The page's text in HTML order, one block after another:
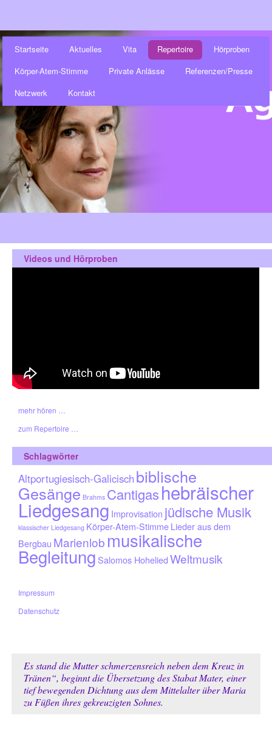
Startseite Aktuelles Vita Repertoire
Hörproben
Körper-Atem-Stimme
Private Anlässe
Referenzen/Presse
Netzwerk
Kontakt
Videos und Hörproben
mehr hören …
zum Repertoire …
Schlagwörter
Altportugiesisch-Galicischbiblische
Gesänge Brahms Cantigashebräischer
Liedgesang Improvisation jüdische Musik
klassischer Liedgesang Körper-Atem-StimmeLieder aus dem
Bergbau Marienlob musikalische
Begleitung Salomos HoheliedWeltmusik
Impressum
Datenschutz
Es stand die Mutter schmerzensreich neben dem Kreuz in
Tränen“, beginnt die Übersetzung des Stabat Mater, einer
tief bewegenden Dichtung aus dem Mittelalter über Maria
zu Füßen ihres gekreuzigten Sohnes.